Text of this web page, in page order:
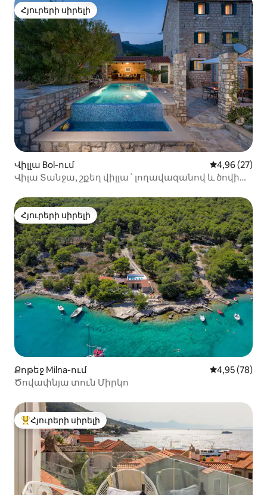
Հյուրերի սիրելի
Հյուրերի սիրելի
Վիլլա Bol-ում Միջին
4,96 (27)
Վիլա Տանջա, շքեղ վիլլա ՝ լողավազանով և ծովի
Հյուրերի սիրելի
Հյուրերի սիրելի
Քոթեջ Milna-ում Միջին
4,95 (78)
Ծովափնյա տուն Միրկո
Հյուրերի սիրելի լավագույն տները
Հյուրերի սիրելի